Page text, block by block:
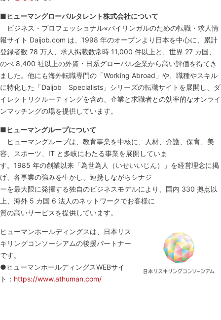
■ヒューマングローバルタレント株式会社について
ビジネス・プロフェッショナル×バイリンガルのための転職・求人情
報サイト Daijob.com は、1998 年のオープンより日本を中心に、累計
登録者数 78 万人、求人掲載数常時 11,000 件以上と、世界 27 カ国、
のべ 8,400 社以上の外資・日系グローバル企業から高い評価を得てき
ました。他にも海外転職専門の「Working Abroad」や、職種やスキル
に特化した「Daijob Specialists」シリーズの転職サイトを展開し、ダ
イレクトリクルーティングを含め、企業と求職者との効率的なオンライ
ンマッチングの場を提供しています。
■ヒューマングループについて
ヒューマングループは、教育事業を中核に、人材、介護、保育、美
容、スポーツ、IT と多岐にわたる事業を展開していま
す。1985 年の創業以来「為世為人（いせいいじん）」を経営理念に掲
げ、各事業の強みを生かし、連携しながらシナジ
ーを最大限に発揮する独自のビジネスモデルにより、国内 330 拠点以
上、海外 5 カ国 6 法人のネットワークでお客様に
質の高いサービスを提供しています。
ヒューマンホールディングスは、日本リス
キリングコンソーシアムの後援パートナー
です。
●ヒューマンホールディングスWEBサイ
ト： https://www.athuman.com/